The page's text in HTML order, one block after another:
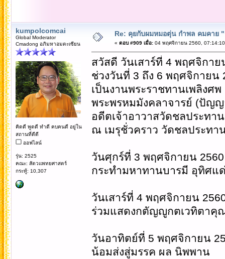
kumpolcomcai
Global Moderator
Cmadong อภิมหาอมตะเซียน
คิดดี พูดดี ทำดี คบคนดี อยู่ใน
สถานที่ดีดี
ออฟไลน์
รุ่น: 2525
คณะ: สัตวแพทยศาสตร์
กระทู้: 10,307
Re: คุยกับผมหมอตุ่น กำพล คมคาย
« ตอบ #909 เมื่อ:04 พฤศจิกายน 2560,
สวัสดี วันเสาร์ที่ 4 พฤศจิกาย
ช่วงวันที่ 3 ถึง 6 พฤศจิกายน
เป็นงานพระราชทานเพลิงศพ
พระพรหมมังคลาจารย์ (ปัญ
อดีตเจ้าอาวาสวัดชลประทา
ณ เมรุชั่วคราว วัดชลประทา
วันศุกร์ที่ 3 พฤศจิกายน 2560
กระทำมหาทานบารมี อุทิศแ
วันเสาร์ที่ 4 พฤศจิกายน
ร่วมแสดงกตัญญูกตเวทิตาคุ
วันอาทิตย์ที่ 5 พฤศจิกายน
น้อมส่งสู่มรรค ผล นิพพาน